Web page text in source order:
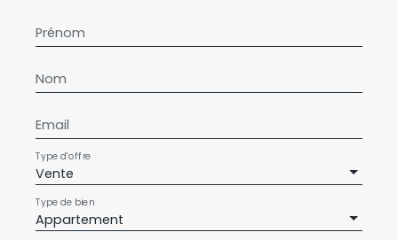
Prénom
Nom
Email
Vente
Type d'offre
Appartement
Type de bien